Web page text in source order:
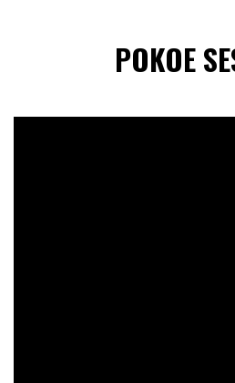
POKOE